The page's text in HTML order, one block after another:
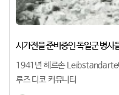
시가전을 준비중인 독일군 병사
1941년 헤르손 Leibstandarte
루즈 디코 커뮤니티